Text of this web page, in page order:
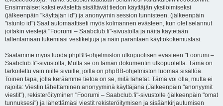
Ensimmäiset kaksi evästettä sisältävät tiedon käyttäjän yksilöimiseksi
(jälkeenpäin "käyttäjän id") ja anonyymin session tunnisteen. (jälkeenpäin
"istunto id") Saat automaattiseti myös kolmannen evästeen, kun olet selannut
joitakin viestejä "Foorumi – Saabclub.fi"-sivustolla ja näitä käytetään
tallentamaan lukemiasi vestiketjuja ja näin parantaen käyttökokemustasi.
Saatamme myös luoda phpBB-ohjelmiston ulkopuolisen evästeen "Foorumi –
Saabclub.fi"-sivustolta, Mutta se on tämän dokumentin ulkopuolella. Tämä on
tarkoitettu vain niille sivuille, joilla on phpBB-ohjelmiston luomaa sisältöä.
Toinen tapa, jolla keräämme tietoa on se, mitä lähetät. Tämä voi olla, mutta ei
rajoita: Viestin lähettäminen anonyyminä käyttäjänä (Jälkeenpäin "anonyymit
viestit"), rekisteröityminen "Foorumi – Saabclub.fi"-sivustolle (jälkeenpäin "omat
tunnuksesi") ja lähettämäsi viestit rekisteröitymisen ja sisäänkirjautumisen